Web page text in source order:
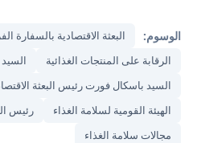
الوسوم:
البعثة الاقتصادية بالسفارة
الرقابة على المنتجات الغذائية
السيد باسكال فورت رئيس البعثة
الهيئة القومية لسلامة الغذاء
رئيس
مجالات سلامة الغذاء